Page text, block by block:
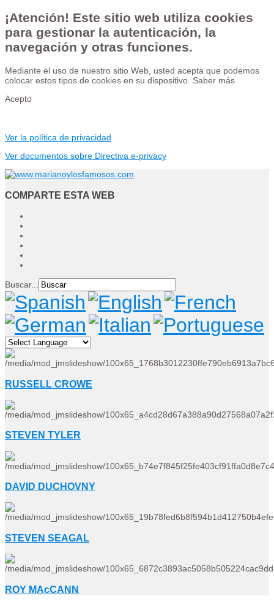
¡Atención! Este sitio web utiliza cookies
para gestionar la autenticación, la
navegación y otras funciones.
Mediante el uso de nuestro sitio Web, usted acepta que podemos
colocar estos tipos de cookies en su dispositivo. Saber más
Acepto
Ver la política de privacidad
Ver documentos sobre Directiva e-privacy
COMPARTE ESTA WEB
Buscar...
RUSSELL CROWE
STEVEN TYLER
DAVID DUCHOVNY
STEVEN SEAGAL
ROY MAcCANN